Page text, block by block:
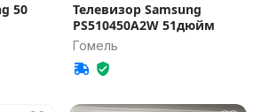
50
Телевизор Samsung
PS510450A2W 51дюйм
Гомель